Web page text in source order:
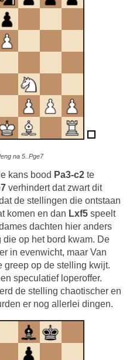
na 5..Pge7
kans bood Pa3-c2 te
verhindert dat zwart dit
de stellingen die ontstaan
komen en dan Lxf5 speelt
dachten hier anders
op het bord kwam. De
in evenwicht, maar Van
greep op de stelling kwijt.
speculatief loperoffer.
de stelling chaotischer en
er nog allerlei dingen.